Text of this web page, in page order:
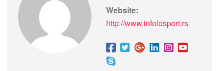
Website:
http://www.infolosport.rs